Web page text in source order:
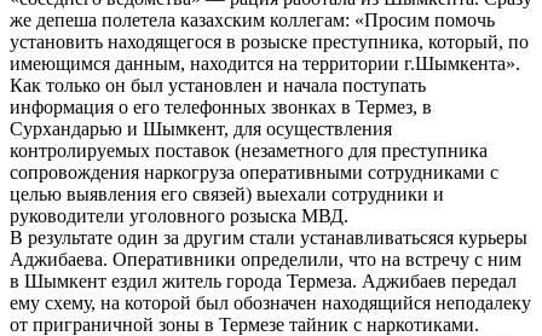
же депеша полетела казахским коллегам: «Просим помочь
установить находящегося в розыске преступника, который, по
имеющимся данным, находится на территории г.Шымкента».
Как только он был установлен и начала поступать
информация о его телефонных звонках в Термез, в
Сурхандарью и Шымкент, для осуществления
контролируемых поставок (незаметного для преступника
сопровождения наркогруза оперативными сотрудниками с
целью выявления его связей) выехали сотрудники и
руководители уголовного розыска МВД.
В результате один за другим стали устанавливатьсяся курьеры
Аджибаева. Оперативники определили, что на встречу с ним
в Шымкент ездил житель города Термеза. Аджибаев передал
ему схему, на которой был обозначен находящийся неподалеку
от приграничной зоны в Термезе тайник с наркотиками.